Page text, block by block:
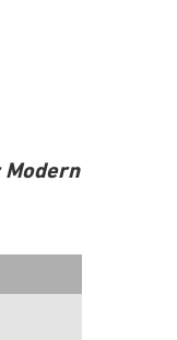
Modern